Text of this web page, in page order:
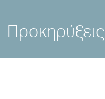
Προκηρύξεις